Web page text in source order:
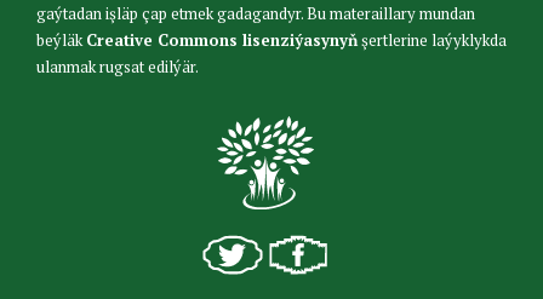
gaýtadan işläp çap etmek gadagandyr. Bu materaillary mundan
beýläkCreative Commons lisenziýasynyňşertlerine laýyklykda
ulanmak rugsat edilýär.